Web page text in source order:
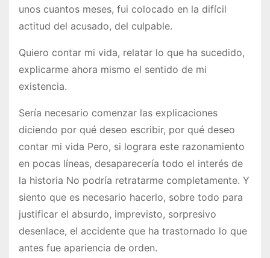
unos cuantos meses, fui colocado en la difícil
actitud del acusado, del culpable.
Quiero contar mi vida, relatar lo que ha sucedido,
explicarme ahora mismo el sentido de mi
existencia.
Sería necesario comenzar las explicaciones
diciendo por qué deseo escri­bir, por qué deseo
contar mi vida Pero, si lograra este razonamiento
en pocas líneas, desaparecería todo el interés de
la historia No podría retratarme completamente. Y
siento que es necesario hacerlo, sobre todo para
justificar el absurdo, imprevisto, sorpresivo
desenlace, el accidente que ha trastornado lo que
antes fue apariencia de orden.